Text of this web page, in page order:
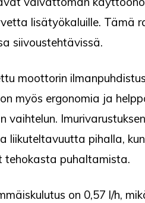
lisätyökaluille. Tämä
siivoustehtävissä.
moottorin
myös ergonomia ja
liikuteltavuutta pihalla,
tehokasta puhaltamista.
on 0,57 l/h,